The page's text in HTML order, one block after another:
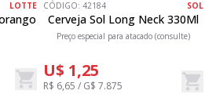
LOTTE CÓDIGO: 42184 SOL
Cerveja Sol Long Neck 330Ml
Preço especial para atacado (consulte)
U$ 1,25
R$ 6,65 / G$ 7.875